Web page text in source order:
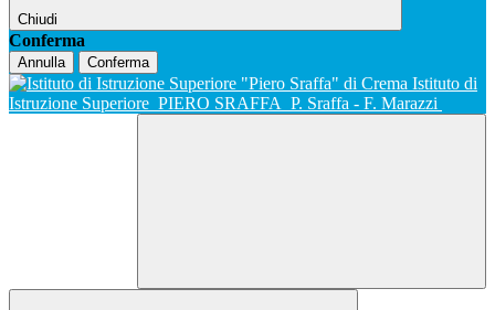
Chiudi
Conferma
Annulla Conferma
Istituto di
Istruzione Superiore PIERO SRAFFA P. Sraffa - F. Marazzi